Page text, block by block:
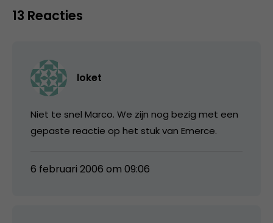
13 Reacties
loket
Niet te snel Marco. We zijn nog bezig met een
gepaste reactie op het stuk van Emerce.
6 februari 2006 om 09:06